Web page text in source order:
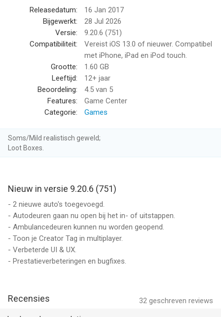
Auto Parkeer - Rijschool heeft veel verschillende voertuigen
om te rijden ... elk kan worden aangepast aan uw wensen.
LEER MODE
Leer veel verschillende verkeersborden en verantwoord rijden.
Deze modus beschikt over verkeersborden en verkeersregels
waar je kunt leren en je vaardigheden kunt testen op meerdere
niveaus. Beheers de verkeersborden en wees een
verantwoordelijke bestuurder.
Auto Parkeer - Rijschool heeft veel verschillende spannende
missies die je moet voltooien. Maak een levering of breng
passagiers van de ene plaats naar de andere, bestuur een taxi
PARKEER MODUS
Leer parkeren. Navigeer met uw auto met uiterste precisie,
door de parkeerplaats, tussen realistisch verkeer, naar uw
aangewezen parkeerplaats. Volg alle verkeersregels terwijl u
voertuigen parkeert.
rond te rijden. Oefen alle verkeersregels, verdien munten en XP
die in andere modi kunnen worden gebruikt.
Releasedatum:
16 Jan 2017
Bijgewerkt:
28 Jul 2026
Versie:
9.20.6 (751)
Compatibiliteit:
Vereist iOS 13.0 of nieuwer. Compatibel
met iPhone, iPad en iPod touch.
Grootte:
1.60 GB
Leeftijd:
12+ jaar
Beoordeling:
4.5 van 5
Features:
Game Center
Categorie:
Games
Soms/Mild realistisch geweld;
Loot Boxes.
Nieuw in versie 9.20.6 (751)
- 2 nieuwe auto's toegevoegd.
- Autodeuren gaan nu open bij het in- of uitstappen.
- Ambulancedeuren kunnen nu worden geopend.
- Toon je Creator Tag in multiplayer.
- Verbeterde UI & UX.
- Prestatieverbeteringen en bugfixes.
32 geschreven reviews
Recensies